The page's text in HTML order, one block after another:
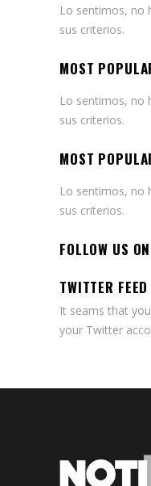
Lo sentimos, no
sus criterios.
MOST
Lo sentimos, no
sus criterios.
MOST
Lo sentimos, no
sus criterios.
FOLLOW US
TWITTER FEED
It seams that
your Twitter